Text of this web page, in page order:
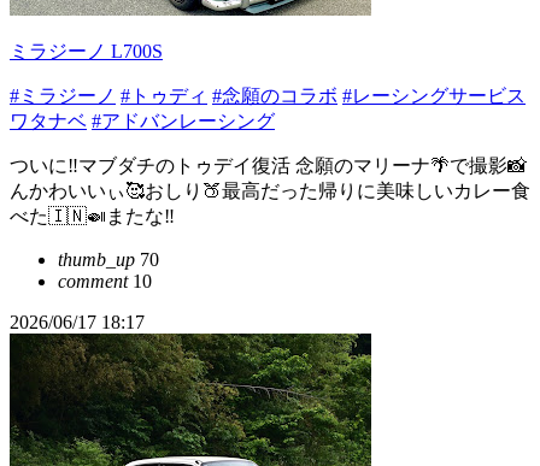
ミラジーノ L700S
#ミラジーノ #トゥディ #念願のコラボ #レーシングサービス
ワタナベ #アドバンレーシング
ついに‼️マブダチのトゥデイ復活 念願のマリーナ🌴で撮影📸
んかわいいぃ🥰おしり🍑最高だった帰りに美味しいカレー食
べた🇮🇳🍛またな‼️
thumb_up 70
comment10
2026/06/17 18:17